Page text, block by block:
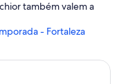
também valem a
- Fortaleza